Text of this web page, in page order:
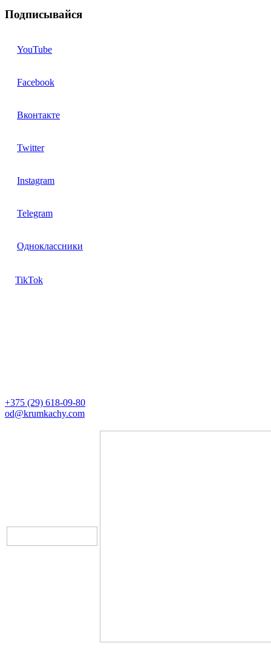
Подписывайся
YouTube
Facebook
Вконтакте
Twitter
Instagram
Telegram
Одноклассники
TikTok
+375 (29) 618-09-80
od@krumkachy.com